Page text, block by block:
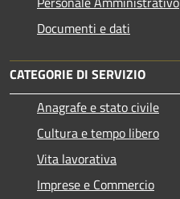
Documenti e dati
CATEGORIE DI SERVIZIO
Anagrafe e stato civile
Cultura e tempo libero
Vita lavorativa
Imprese e Commercio